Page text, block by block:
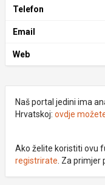
Telefon
Email
Web
Naš portal jedini ima
Hrvatskoj: ovdje
Ako želite koristiti ovu
registrirate . Za